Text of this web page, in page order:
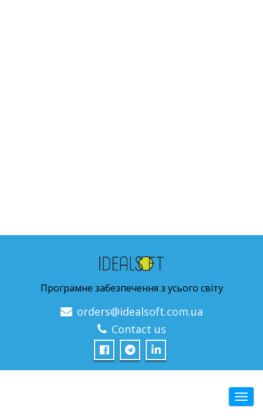
Програмне забезпечення з усього світу
orders@idealsoft.com.ua
Contact us